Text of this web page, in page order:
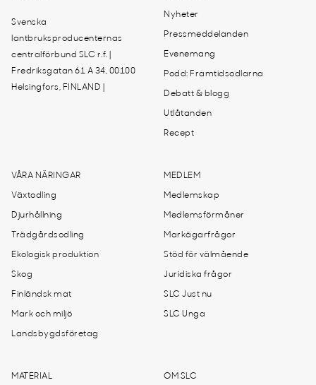
Svenska
lantbruksproducenternas
centralförbund SLC r.f. |
Fredriksgatan 61 A 34, 00100
Helsingfors, FINLAND |
Nyheter
Pressmeddelanden
Evenemang
Podd: Framtidsodlarna
Debatt & blogg
Utlåtanden
Recept
VÅRA NÄRINGAR
Växtodling
Djurhållning
Trädgårdsodling
Ekologisk produktion
Skog
Finländsk mat
Mark och miljö
Landsbygdsföretag
MEDLEM
Medlemskap
Medlemsförmåner
Markägarfrågor
Stöd för välmående
Juridiska frågor
SLC Just nu
SLC Unga
MATERIAL OM SLC